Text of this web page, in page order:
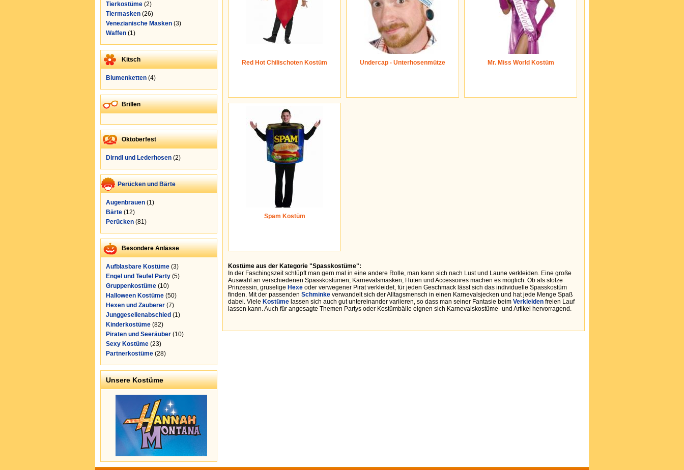
Tierkostüme (2)
Tiermasken (26)
Venezianische Masken (3)
Waffen (1)
Kitsch
Blumenketten (4)
Brillen
Oktoberfest
Dirndl und Lederhosen (2)
Perücken und Bärte
Augenbrauen (1)
Bärte (12)
Perücken (81)
Besondere Anlässe
Aufblasbare Kostüme (3)
Engel und Teufel Party (5)
Gruppenkostüme (10)
Halloween Kostüme (50)
Hexen und Zauberer (7)
Junggesellenabschied (1)
Kinderkostüme (82)
Piraten und Seeräuber (10)
Sexy Kostüme (23)
Partnerkostüme (28)
Unsere Kostüme
Red Hot Chilischoten Kostüm Undercap - Unterhosenmütze Mr. Miss World Kostüm
Spam Kostüm
Kostüme aus der Kategorie "Spasskostüme":
In der Faschingszeit schlüpft man gern mal in eine andere Rolle, man kann sich nach Lust und Laune verkleiden. Eine große
Auswahl an verschiedenen Spasskostümen, Karnevalsmasken, Hüten und Accessoires machen es möglich. Ob als stolze
Prinzessin, gruselige Hexe oder verwegener Pirat verkleidet, für jeden Geschmack lässt sich das individuelle Spasskostüm
finden. Mit der passenden Schminke verwandelt sich der Alltagsmensch in einen Karnevalsjecken und hat jede Menge Spaß
dabei. Viele Kostüme lassen sich auch gut untereinander variieren, so dass man seiner Fantasie beim Verkleiden freien Lauf
lassen kann. Auch für angesagte Themen Partys oder Kostümbälle eignen sich Karnevalskostüme- und Artikel hervorragend.